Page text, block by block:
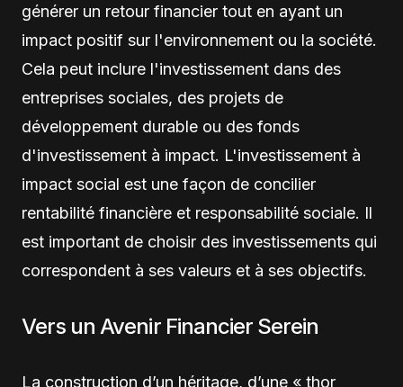
générer un retour financier tout en ayant un
impact positif sur l'environnement ou la société.
Cela peut inclure l'investissement dans des
entreprises sociales, des projets de
développement durable ou des fonds
d'investissement à impact. L'investissement à
impact social est une façon de concilier
rentabilité financière et responsabilité sociale. Il
est important de choisir des investissements qui
correspondent à ses valeurs et à ses objectifs.
Vers un Avenir Financier Serein
La construction d’un héritage, d’une « thor